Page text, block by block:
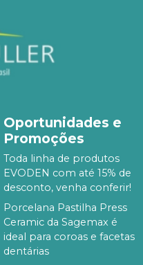
Oportunidades e
Promoções
Toda linha de produtos
EVODEN com até 15% de
desconto, venha conferir!
Porcelana Pastilha Press
Ceramic da Sagemax é
ideal para coroas e facetas
dentárias